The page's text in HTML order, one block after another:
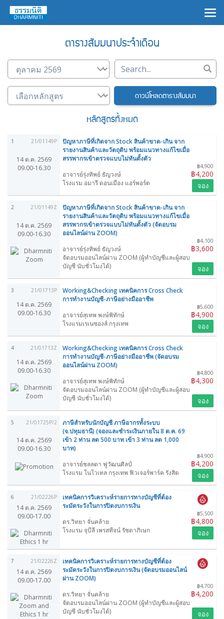
ตารางสัมมนาประจำเดือน
ดาวน์โหลดตารางสัมมนา
หลักสูตรทั้งหมด
1 21/01149P
14 ต.ค. 2569
09.00-16.30
ปัญหาภาษีที่เกิดจาก Stock สินค้าขาด-เกิน จาก
รายงานสินค้าและวัตถุดิบ พร้อมแนวทางแก้ไขเมื่อ
สรรพากรเข้าตรวจแบบไม่ทันตั้งตัว
฿4,900
฿4,200
อาจารย์รุ่งทิพย์ ธัญวงษ์
โรงแรม อมารี ดอนเมือง แอร์พอร์ต
จอง
2 21/01149Z
14 ต.ค. 2569
09.00-16.30
ปัญหาภาษีที่เกิดจาก Stock สินค้าขาด-เกิน จาก
รายงานสินค้าและวัตถุดิบ พร้อมแนวทางแก้ไขเมื่อ
สรรพากรเข้าตรวจแบบไม่ทันตั้งตัว (จัดอบรม
ออนไลน์ผ่าน ZOOM)
฿4,100
฿3,600
อาจารย์รุ่งทิพย์ ธัญวงษ์
จัดอบรมออนไลน์ผ่าน ZOOM (ผู้ทำบัญชีและผู้สอบ
บัญชี นับชั่วโมงได้)
จอง
3 21/01713P
14 ต.ค. 2569
09.00-16.30
Working&Checking เทคนิคการ Cross Check
การทำงานบัญชี-ภาษีอย่างมืออาชีพ
฿5,600
฿4,900
อาจารย์สุเทพ พงษ์พิทักษ์
โรงแรมเรเนซองส์ กรุงเทพ
จอง
4 21/01713Z
14 ต.ค. 2569
09.00-16.30
Working&Checking เทคนิคการ Cross Check
การทำงานบัญชี-ภาษีอย่างมืออาชีพ (จัดอบรม
ออนไลน์ผ่าน ZOOM)
฿4,800
฿4,300
อาจารย์สุเทพ พงษ์พิทักษ์
จัดอบรมออนไลน์ผ่าน ZOOM (ผู้ทำบัญชีและผู้สอบ
บัญชี นับชั่วโมงได้)
จอง
5 21/01725P/2
14 ต.ค. 2569
09.00-16.30
ภาษีสำหรับนักบัญชี ภาษีอากรทั้งระบบ
(จ.ปทุมธานี) (จองและชำระเงินภายใน 8 ต.ค. 69
เข้า 2 ท่าน ลด 500 บาท เข้า 3 ท่าน ลด 1,000
บาท)
฿4,900
฿4,200
อาจารย์ชลลดา ฟูวัฒนศิลป์
โรงแรม โนโวเทล กรุงเทพ ฟิวเจอร์พาร์ค รังสิต
จอง
6 21/02226P
14 ต.ค. 2569
09.00-17.00
เทคนิคการวิเคราะห์รายการทางบัญชีที่ต้อง
ระมัดระวังในการปิดงบการเงิน
฿5,500
฿4,800
ดร.วิทยา จั่นคล้าย
โรงแรม จุบีลี เพรสทีจน์ รัชดาภิเษก
จอง
7 21/02226Z
14 ต.ค. 2569
09.00-17.00
เทคนิคการวิเคราะห์รายการทางบัญชีที่ต้อง
ระมัดระวังในการปิดงบการเงิน (จัดอบรมออนไลน์
ผ่าน ZOOM)
฿4,700
฿4,200
ดร.วิทยา จั่นคล้าย
จัดอบรมออนไลน์ผ่าน ZOOM (ผู้ทำบัญชีและผู้สอบ
บัญชี นับชั่วโมงได้)
จอง
×